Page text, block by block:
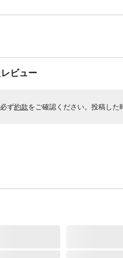
ビュー
ず約款をご確認ください。投稿した